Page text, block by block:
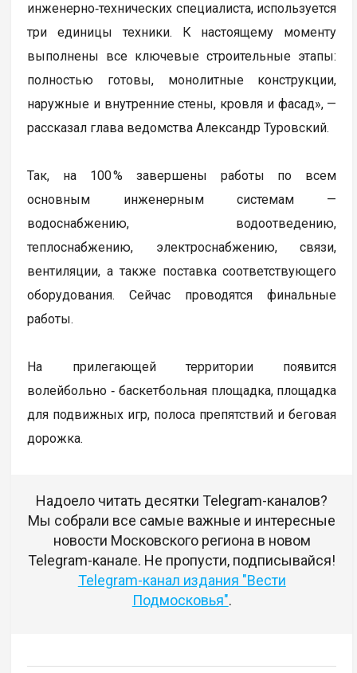
инженерно‑технических специалиста, используется
три единицы техники. К настоящему моменту
выполнены все ключевые строительные этапы:
полностью готовы, монолитные конструкции,
наружные и внутренние стены, кровля и фасад», —
рассказал глава ведомства Александр Туровский.
Так, на 100 % завершены работы по всем
основным инженерным системам —
водоснабжению, водоотведению,
теплоснабжению, электроснабжению, связи,
вентиляции, а также поставка соответствующего
оборудования. Сейчас проводятся финальные
работы.
На прилегающей территории появится
волейбольно ‑ баскетбольная площадка, площадка
для подвижных игр, полоса препятствий и беговая
дорожка.
Надоело читать десятки Telegram-каналов?
Мы собрали все самые важные и интересные
новости Московского региона в новом
Telegram-канале. Не пропусти, подписывайся!
Telegram-канал издания "Вести
Подмосковья".